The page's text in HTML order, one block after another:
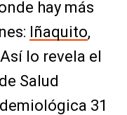
hay más
Iñaquito,
lo revela el
Salud
31